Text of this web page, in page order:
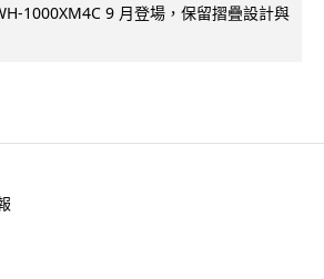
1000XM4C 9 月登場，保留摺疊設計與